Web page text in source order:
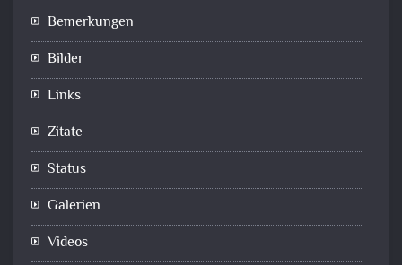
Bemerkungen
Bilder
Links
Zitate
Status
Galerien
Videos